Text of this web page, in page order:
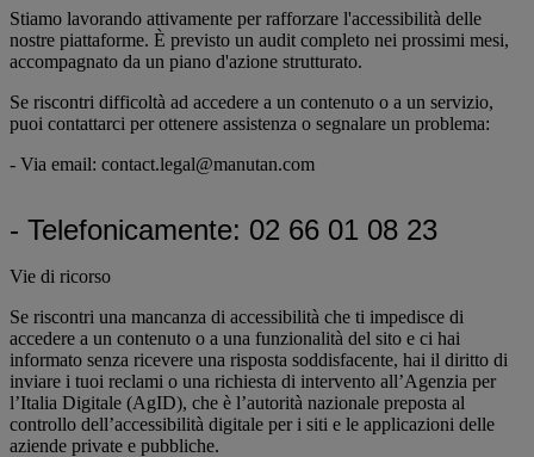
Stiamo lavorando attivamente per rafforzare l'accessibilità delle
nostre piattaforme. È previsto un audit completo nei prossimi mesi,
accompagnato da un piano d'azione strutturato.
Se riscontri difficoltà ad accedere a un contenuto o a un servizio,
puoi contattarci per ottenere assistenza o segnalare un problema:
- Via email: contact.legal@manutan.com
- Telefonicamente: 02 66 01 08 23
Vie di ricorso
Se riscontri una mancanza di accessibilità che ti impedisce di
accedere a un contenuto o a una funzionalità del sito e ci hai
informato senza ricevere una risposta soddisfacente, hai il diritto di
inviare i tuoi reclami o una richiesta di intervento all’Agenzia per
l’Italia Digitale (AgID), che è l’autorità nazionale preposta al
controllo dell’accessibilità digitale per i siti e le applicazioni delle
aziende private e pubbliche.